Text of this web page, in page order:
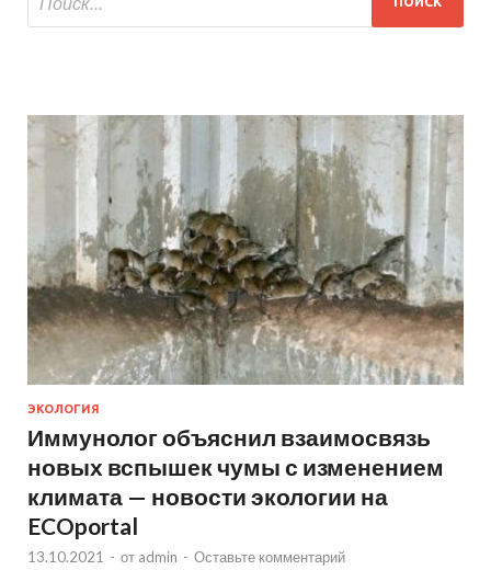
ЭКОЛОГИЯ
Иммунолог объяснил взаимосвязь
новых вспышек чумы с изменением
климата — новости экологии на
ECOportal
13.10.2021 - от admin - Оставьте комментарий